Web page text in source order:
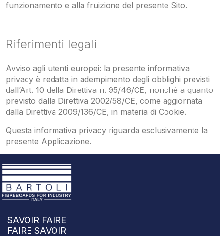
funzionamento e alla fruizione del presente Sito.
Riferimenti legali
Avviso agli utenti europei: la presente informativa
privacy è redatta in adempimento degli obblighi previsti
dall’Art. 10 della Direttiva n. 95/46/CE, nonché a quanto
previsto dalla Direttiva 2002/58/CE, come aggiornata
dalla Direttiva 2009/136/CE, in materia di Cookie.
Questa informativa privacy riguarda esclusivamente la
presente Applicazione.
SAVOIR FAIRE
FAIRE SAVOIR